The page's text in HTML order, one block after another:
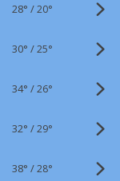
28° /20°
30° /25°
34° /26°
32° /29°
38° /28°